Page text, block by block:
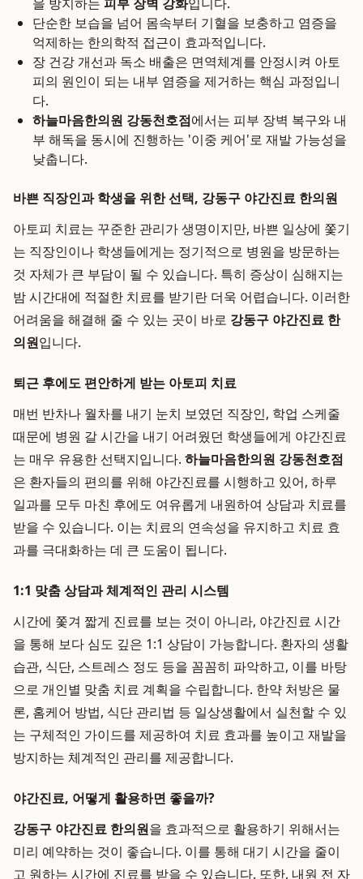
단순한 보습을 넘어 몸속부터 기혈을 보충하고 염증을
억제하는 한의학적 접근이 효과적입니다.
장 건강 개선과 독소 배출은 면역체계를 안정시켜 아토
피의 원인이 되는 내부 염증을 제거하는 핵심 과정입니
다.
하늘마음한의원 강동천호점에서는 피부 장벽 복구와 내
부 해독을 동시에 진행하는 '이중 케어'로 재발 가능성을
낮춥니다.
바쁜 직장인과 학생을 위한 선택, 강동구 야간진료 한의원
아토피 치료는 꾸준한 관리가 생명이지만, 바쁜 일상에 쫓기
는 직장인이나 학생들에게는 정기적으로 병원을 방문하는
것 자체가 큰 부담이 될 수 있습니다. 특히 증상이 심해지는
밤 시간대에 적절한 치료를 받기란 더욱 어렵습니다. 이러한
어려움을 해결해 줄 수 있는 곳이 바로 강동구 야간진료 한
의원입니다.
퇴근 후에도 편안하게 받는 아토피 치료
매번 반차나 월차를 내기 눈치 보였던 직장인, 학업 스케줄
때문에 병원 갈 시간을 내기 어려웠던 학생들에게 야간진료
는 매우 유용한 선택지입니다. 하늘마음한의원 강동천호점
은 환자들의 편의를 위해 야간진료를 시행하고 있어, 하루
일과를 모두 마친 후에도 여유롭게 내원하여 상담과 치료를
받을 수 있습니다. 이는 치료의 연속성을 유지하고 치료 효
과를 극대화하는 데 큰 도움이 됩니다.
1:1 맞춤 상담과 체계적인 관리 시스템
시간에 쫓겨 짧게 진료를 보는 것이 아니라, 야간진료 시간
을 통해 보다 심도 깊은 1:1 상담이 가능합니다. 환자의 생활
습관, 식단, 스트레스 정도 등을 꼼꼼히 파악하고, 이를 바탕
으로 개인별 맞춤 치료 계획을 수립합니다. 한약 처방은 물
론, 홈케어 방법, 식단 관리법 등 일상생활에서 실천할 수 있
는 구체적인 가이드를 제공하여 치료 효과를 높이고 재발을
방지하는 체계적인 관리를 제공합니다.
야간진료, 어떻게 활용하면 좋을까?
강동구 야간진료 한의원을 효과적으로 활용하기 위해서는
미리 예약하는 것이 좋습니다. 이를 통해 대기 시간을 줄이
고 원하는 시간에 진료를 받을 수 있습니다. 또한, 내원 전 자